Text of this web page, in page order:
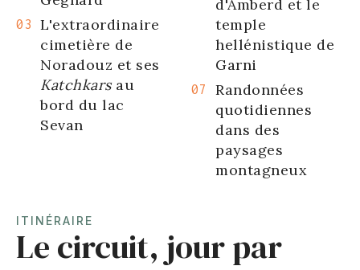
L'extraordinaire
cimetière de
Noradouz et ses
Katchkarsau
bord du lac
Sevan
d'Amberd et le
temple
hellénistique de
Garni
Randonnées
quotidiennes
dans des
paysages
montagneux
ITINÉRAIRE
Le circuit, jour par